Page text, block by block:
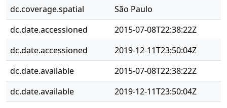
dc.coverage.spatial
São Paulo
dc.date.accessioned
2015-07-08T22:38:22Z
dc.date.accessioned
2019-12-11T23:50:04Z
dc.date.available
2015-07-08T22:38:22Z
dc.date.available
2019-12-11T23:50:04Z